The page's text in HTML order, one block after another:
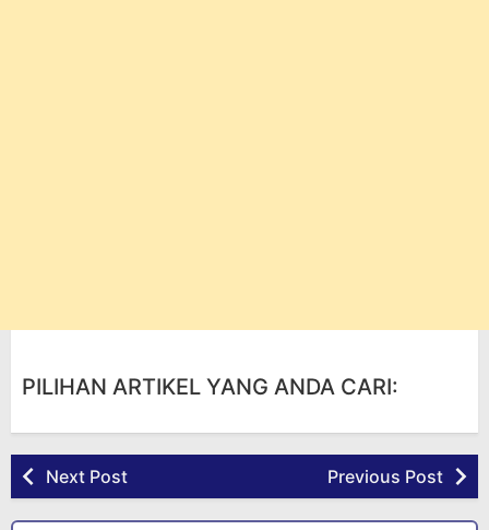
PILIHAN ARTIKEL YANG ANDA CARI:
Next Post Previous Post